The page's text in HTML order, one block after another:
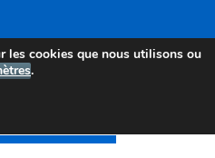
vous offrir la meilleure
les cookies que nous utilisons ou
.